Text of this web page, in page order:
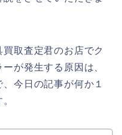
取査定君のお店でク
が発生する原因は、
今日の記事が何か１